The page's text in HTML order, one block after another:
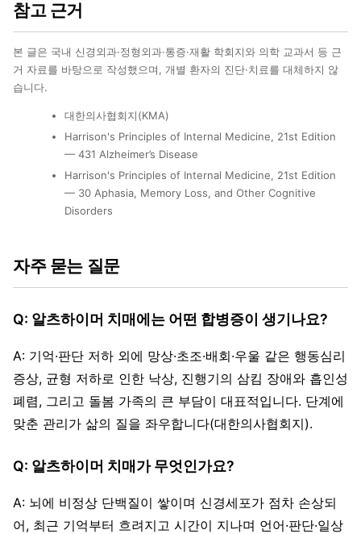
참고 근거
본 글은 국내 신경외과·정형외과·통증·재활 학회지와 의학 교과서 등 근
거 자료를 바탕으로 작성했으며, 개별 환자의 진단·치료를 대체하지 않
습니다.
대한의사협회지(KMA)
Harrison's Principles of Internal Medicine, 21st Edition
— 431 Alzheimer’s Disease
Harrison's Principles of Internal Medicine, 21st Edition
— 30 Aphasia, Memory Loss, and Other Cognitive
Disorders
자주 묻는 질문
Q: 알츠하이머 치매에는 어떤 합병증이 생기나요?
A: 기억·판단 저하 외에 망상·초조·배회·우울 같은 행동심리
증상, 균형 저하로 인한 낙상, 진행기의 삼킴 장애와 흡인성
폐렴, 그리고 돌봄 가족의 큰 부담이 대표적입니다. 단계에
맞춘 관리가 삶의 질을 좌우합니다(대한의사협회지).
Q: 알츠하이머 치매가 무엇인가요?
A: 뇌에 비정상 단백질이 쌓이며 신경세포가 점차 손상되
어, 최근 기억부터 흐려지고 시간이 지나며 언어·판단·일상